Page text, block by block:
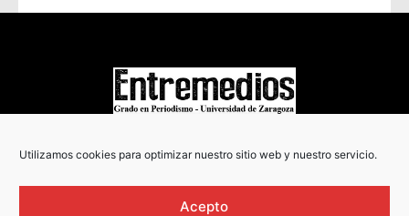
Utilizamos cookies para optimizar nuestro sitio web y nuestro servicio.
Acepto